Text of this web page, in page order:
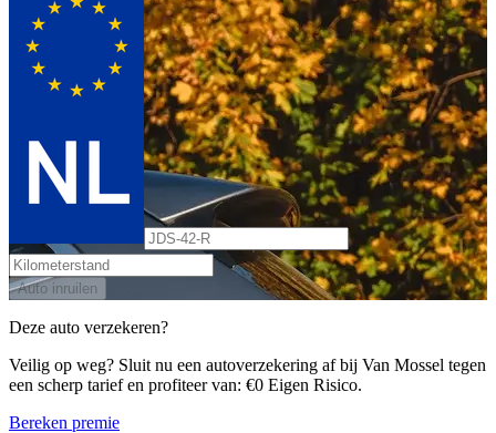
Auto inruilen
Deze auto verzekeren?
Veilig op weg? Sluit nu een autoverzekering af bij Van Mossel tegen
een scherp tarief en profiteer van: €0 Eigen Risico.
Bereken premie